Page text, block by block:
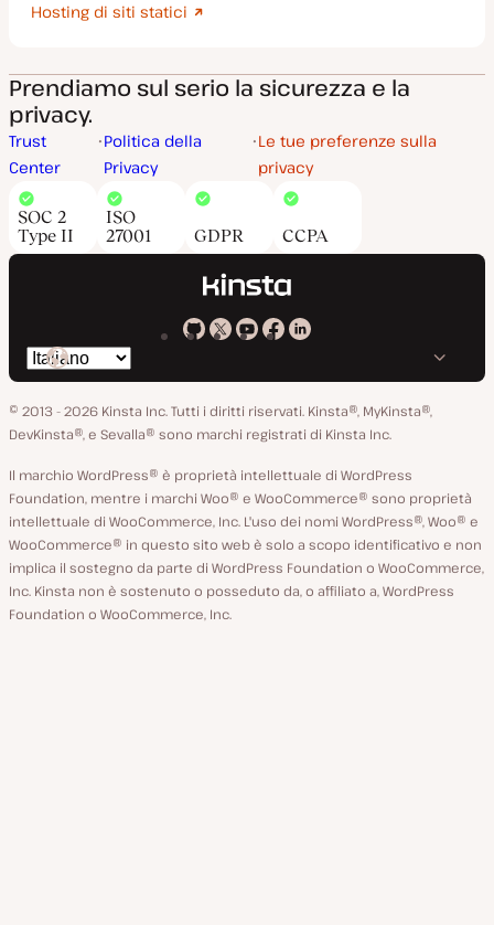
Hosting di siti statici
Prendiamo sul serio la sicurezza e la
privacy.
Trust
Center
Politica della
Privacy
Le tue preferenze sulla
privacy
SOC 2
Type II
ISO
27001
GDPR CCPA
Kinsta
GitHub
Kinsta
X
Kinsta
YouTube
Kinsta
Facebook
Kinsta
LinkedIn
Cambia
lingua
© 2013 - 2026 Kinsta Inc. Tutti i diritti riservati. Kinsta®, MyKinsta®,
DevKinsta®, e Sevalla® sono marchi registrati di Kinsta Inc.
Il marchio WordPress® è proprietà intellettuale di WordPress
Foundation, mentre i marchi Woo® e WooCommerce® sono proprietà
intellettuale di WooCommerce, Inc. L'uso dei nomi WordPress®, Woo® e
WooCommerce® in questo sito web è solo a scopo identificativo e non
implica il sostegno da parte di WordPress Foundation o WooCommerce,
Inc. Kinsta non è sostenuto o posseduto da, o affiliato a, WordPress
Foundation o WooCommerce, Inc.